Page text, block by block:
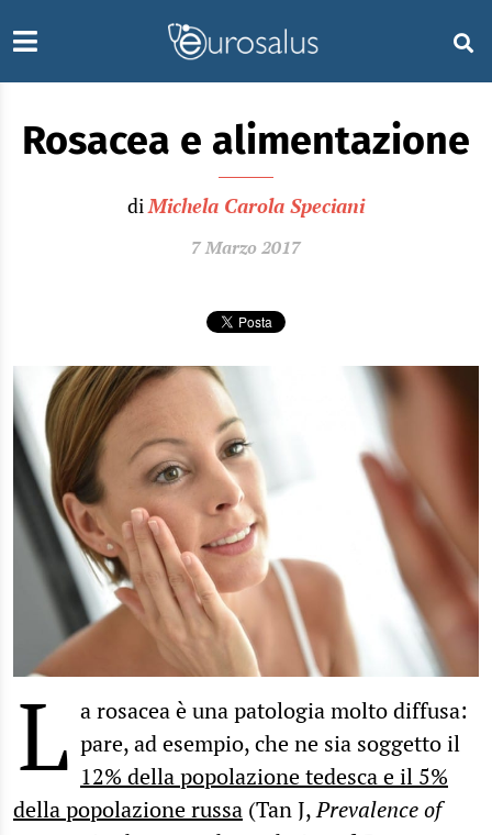
Rosacea e alimentazione
diMichela Carola Speciani
7 Marzo 2017
L a rosacea è una patologia molto diffusa:
pare, ad esempio, che ne sia soggetto il
12% della popolazione tedesca e il 5%
della popolazione russa (Tan J,Prevalence of